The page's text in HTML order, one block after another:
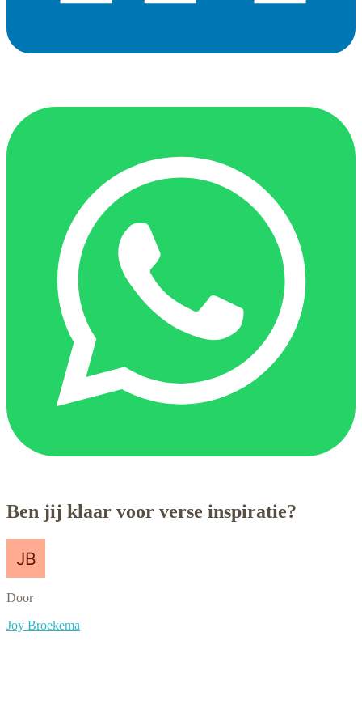
Ben jij klaar voor verse inspiratie?
Door
Joy Broekema